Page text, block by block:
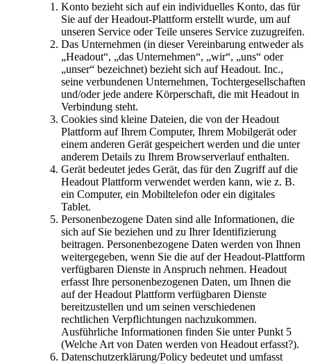
Konto bezieht sich auf ein individuelles Konto, das für
Sie auf der Headout-Plattform erstellt wurde, um auf
unseren Service oder Teile unseres Service zuzugreifen.
Das Unternehmen (in dieser Vereinbarung entweder als
„Headout“, „das Unternehmen“, „wir“, „uns“ oder
„unser“ bezeichnet) bezieht sich auf Headout. Inc.,
seine verbundenen Unternehmen, Tochtergesellschaften
und/oder jede andere Körperschaft, die mit Headout in
Verbindung steht.
Cookies sind kleine Dateien, die von der Headout
Plattform auf Ihrem Computer, Ihrem Mobilgerät oder
einem anderen Gerät gespeichert werden und die unter
anderem Details zu Ihrem Browserverlauf enthalten.
Gerät bedeutet jedes Gerät, das für den Zugriff auf die
Headout Plattform verwendet werden kann, wie z. B.
ein Computer, ein Mobiltelefon oder ein digitales
Tablet.
Personenbezogene Daten sind alle Informationen, die
sich auf Sie beziehen und zu Ihrer Identifizierung
beitragen. Personenbezogene Daten werden von Ihnen
weitergegeben, wenn Sie die auf der Headout-Plattform
verfügbaren Dienste in Anspruch nehmen. Headout
erfasst Ihre personenbezogenen Daten, um Ihnen die
auf der Headout Plattform verfügbaren Dienste
bereitzustellen und um seinen verschiedenen
rechtlichen Verpflichtungen nachzukommen.
Ausführliche Informationen finden Sie unter Punkt 5
(Welche Art von Daten werden von Headout erfasst?).
Datenschutzerklärung/Policy bedeutet und umfasst